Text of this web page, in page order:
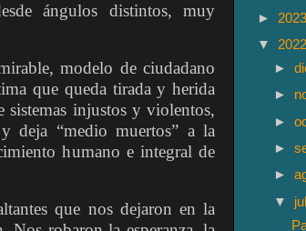
ángulos distintos, muy
modelo de ciudadano
que queda tirada y herida
injustos y violentos,
deja “medio muertos” a la
humano e integral de
que nos dejaron en la
► 2023
▼ 2022
►
►
►
►
►
▼